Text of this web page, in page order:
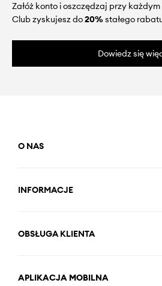
Załóż konto i oszczędzaj przy
Club zyskujesz do20%stałego
Dowiedz się
O NAS
INFORMACJE
OBSŁUGA KLIENTA
APLIKACJA MOBILNA